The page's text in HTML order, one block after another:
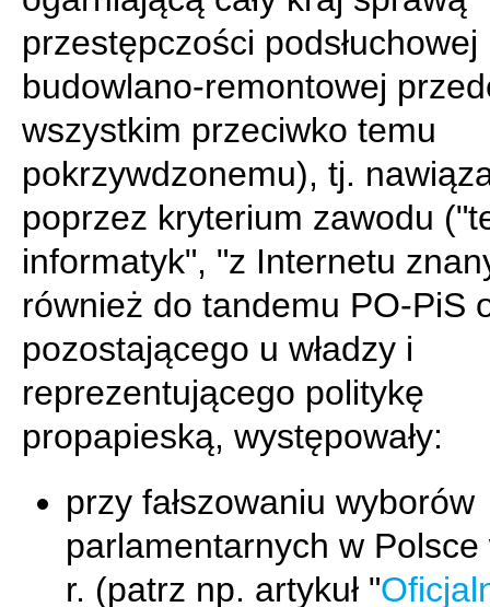
przestępczości podsłuchowej
budowlano-remontowej
wszystkim przeciwko temu
pokrzywdzonemu), tj.
poprzez kryterium zawodu
informatyk", "z Internetu
również do tandemu PO-PiS
pozostającego u władzy i
reprezentującego politykę
propapieską, występowały:
przy fałszowaniu wyborów
parlamentarnych w Polsce
r. (patrz np. artykuł "